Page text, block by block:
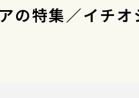
の特集／イチオ